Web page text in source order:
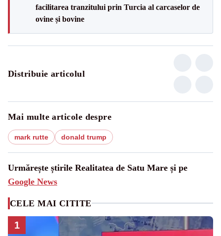
facilitarea tranzitului prin Turcia al carcaselor de
ovine și bovine
Distribuie articolul
Mai multe articole despre
mark rutte donald trump
Urmărește știrile Realitatea de Satu Mare și pe
Google News
CELE MAI CITITE
1